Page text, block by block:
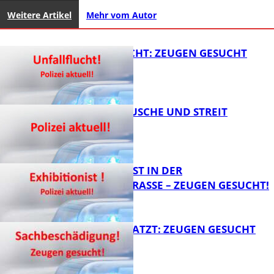
Weitere Artikel Mehr vom Autor
UNFALLFLUCHT: ZEUGEN GESUCHT
KNALLGERÄUSCHE UND STREIT
EXHIBITIONIST IN DER
VELMANNSTRASSE – ZEUGEN GESUCHT!
AUTO ZERKRATZT: ZEUGEN GESUCHT